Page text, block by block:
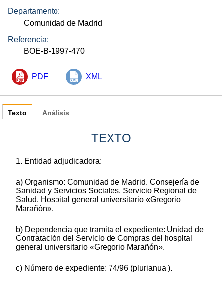
Departamento:
Comunidad de Madrid
Referencia:
BOE-B-1997-470
PDF XML
Texto
TEXTO
1. Entidad adjudicadora:
a) Organismo: Comunidad de Madrid. Consejería de
Sanidad y Servicios Sociales. Servicio Regional de
Salud. Hospital general universitario «Gregorio
Marañón».
b) Dependencia que tramita el expediente: Unidad de
Contratación del Servicio de Compras del hospital
general universitario «Gregorio Marañón».
c) Número de expediente: 74/96 (plurianual).
Análisis